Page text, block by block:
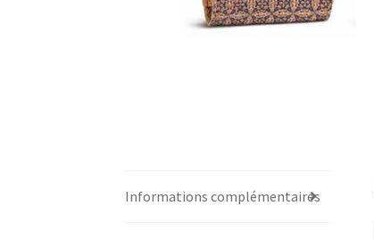
Informations complémentaires